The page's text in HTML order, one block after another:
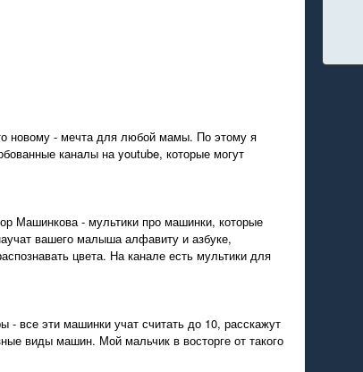
новому - мечта для любой мамы. По этому я
каналы на youtube, которые могут
Машинкова - мультики про машинки, которые
вашего малыша алфавиту и азбуке,
цвета. На канале есть мультики для
- все эти машинки учат считать до 10, расскажут
виды машин. Мой мальчик в восторге от такого